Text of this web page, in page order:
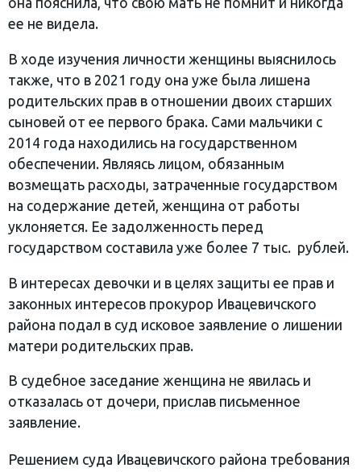
она пояснила, что свою мать не помнит и никогда
ее не видела.
В ходе изучения личности женщины выяснилось
также, что в 2021 году она уже была лишена
родительских прав в отношении двоих старших
сыновей от ее первого брака. Сами мальчики с
2014 года находились на государственном
обеспечении. Являясь лицом, обязанным
возмещать расходы, затраченные государством
на содержание детей, женщина от работы
уклоняется. Ее задолженность перед
государством составила уже более 7 тыс. рублей.
В интересах девочки и в целях защиты ее прав и
законных интересов прокурор Ивацевичского
района подал в суд исковое заявление о лишении
матери родительских прав.
В судебное заседание женщина не явилась и
отказалась от дочери, прислав письменное
заявление.
Решением суда Ивацевичского района требования